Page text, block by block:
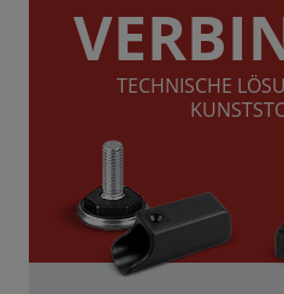
TECHNISCHE